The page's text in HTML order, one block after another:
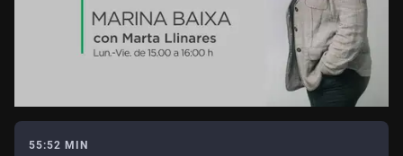
55:52 MIN